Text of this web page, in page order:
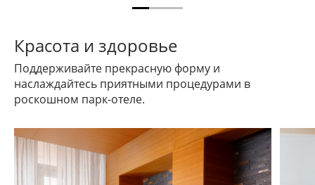
Красота и здоровье
Поддерживайте прекрасную форму и
наслаждайтесь приятными процедурами в
роскошном парк-отеле.